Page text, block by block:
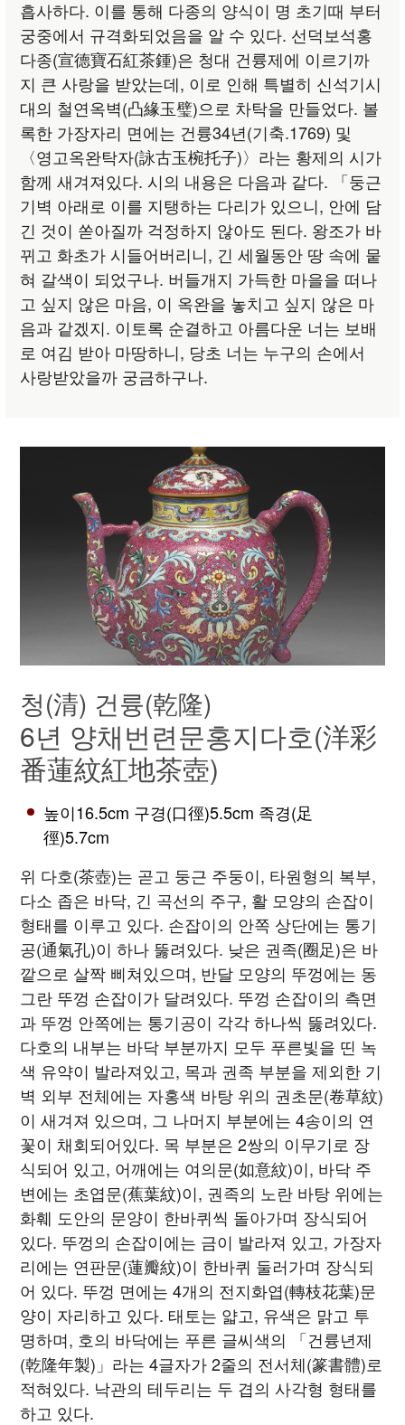
흡사하다. 이를 통해 다종의 양식이 명 초기때 부터
궁중에서 규격화되었음을 알 수 있다. 선덕보석홍
다종(宣德寶石紅茶鍾)은 청대 건륭제에 이르기까
지 큰 사랑을 받았는데, 이로 인해 특별히 신석기시
대의 철연옥벽(凸緣玉璧)으로 차탁을 만들었다. 볼
록한 가장자리 면에는 건륭34년(기축.1769) 및
〈영고옥완탁자(詠古玉椀托子)〉라는 황제의 시가
함께 새겨져있다. 시의 내용은 다음과 같다. 「둥근
기벽 아래로 이를 지탱하는 다리가 있으니, 안에 담
긴 것이 쏟아질까 걱정하지 않아도 된다. 왕조가 바
뀌고 화초가 시들어버리니, 긴 세월동안 땅 속에 뭍
혀 갈색이 되었구나. 버들개지 가득한 마을을 떠나
고 싶지 않은 마음, 이 옥완을 놓치고 싶지 않은 마
음과 같겠지. 이토록 순결하고 아름다운 너는 보배
로 여김 받아 마땅하니, 당초 너는 누구의 손에서
사랑받았을까 궁금하구나.
청(清) 건륭(乾隆)
6년 양채번련문홍지다호(洋彩
番蓮紋紅地茶壺)
높이16.5cm 구경(口徑)5.5cm 족경(足
徑)5.7cm
위 다호(茶壺)는 곧고 둥근 주둥이, 타원형의 복부,
다소 좁은 바닥, 긴 곡선의 주구, 활 모양의 손잡이
형태를 이루고 있다. 손잡이의 안쪽 상단에는 통기
공(通氣孔)이 하나 뚫려있다. 낮은 권족(圈足)은 바
깥으로 살짝 삐쳐있으며, 반달 모양의 뚜껑에는 동
그란 뚜껑 손잡이가 달려있다. 뚜껑 손잡이의 측면
과 뚜껑 안쪽에는 통기공이 각각 하나씩 뚫려있다.
다호의 내부는 바닥 부분까지 모두 푸른빛을 띤 녹
색 유약이 발라져있고, 목과 권족 부분을 제외한 기
벽 외부 전체에는 자홍색 바탕 위의 권초문(卷草紋)
이 새겨져 있으며, 그 나머지 부분에는 4송이의 연
꽃이 채회되어있다. 목 부분은 2쌍의 이무기로 장
식되어 있고, 어깨에는 여의문(如意紋)이, 바닥 주
변에는 초엽문(蕉葉紋)이, 권족의 노란 바탕 위에는
화훼 도안의 문양이 한바퀴씩 돌아가며 장식되어
있다. 뚜껑의 손잡이에는 금이 발라져 있고, 가장자
리에는 연판문(蓮瓣紋)이 한바퀴 둘러가며 장식되
어 있다. 뚜껑 면에는 4개의 전지화엽(轉枝花葉)문
양이 자리하고 있다. 태토는 얇고, 유색은 맑고 투
명하며, 호의 바닥에는 푸른 글씨색의 「건륭년제
(乾隆年製)」라는 4글자가 2줄의 전서체(篆書體)로
적혀있다. 낙관의 테두리는 두 겹의 사각형 형태를
하고 있다.